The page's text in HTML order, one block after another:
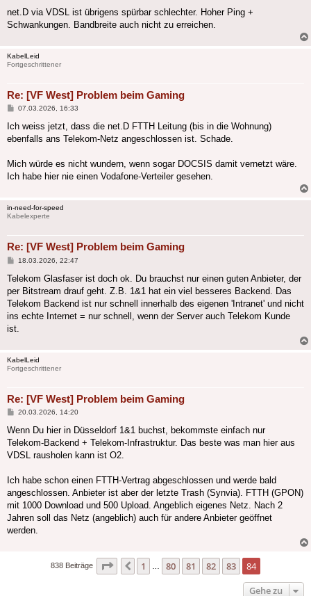
net.D via VDSL ist übrigens spürbar schlechter. Hoher Ping +
Schwankungen. Bandbreite auch nicht zu erreichen.
KabelLeid
Fortgeschrittener
Re: [VF West] Problem beim Gaming
Beitrag
07.03.2026, 16:33
Ich weiss jetzt, dass die net.D FTTH Leitung (bis in die Wohnung)
ebenfalls ans Telekom-Netz angeschlossen ist. Schade.
Mich würde es nicht wundern, wenn sogar DOCSIS damit vernetzt wäre.
Ich habe hier nie einen Vodafone-Verteiler gesehen.
in-need-for-speed
Kabelexperte
Re: [VF West] Problem beim Gaming
Beitrag
18.03.2026, 22:47
Telekom Glasfaser ist doch ok. Du brauchst nur einen guten Anbieter, der
per Bitstream drauf geht. Z.B. 1&1 hat ein viel besseres Backend. Das
Telekom Backend ist nur schnell innerhalb des eigenen 'Intranet' und nicht
ins echte Internet = nur schnell, wenn der Server auch Telekom Kunde
ist.
KabelLeid
Fortgeschrittener
Re: [VF West] Problem beim Gaming
Beitrag
20.03.2026, 14:20
Wenn Du hier in Düsseldorf 1&1 buchst, bekommste einfach nur
Telekom-Backend + Telekom-Infrastruktur. Das beste was man hier aus
VDSL rausholen kann ist O2.
Ich habe schon einen FTTH-Vertrag abgeschlossen und werde bald
angeschlossen. Anbieter ist aber der letzte Trash (Synvia). FTTH (GPON)
mit 1000 Download und 500 Upload. Angeblich eigenes Netz. Nach 2
Jahren soll das Netz (angeblich) auch für andere Anbieter geöffnet
werden.
838 Beiträge Seite 84 von84
Vorherige
1 80 81 82 83
84
Gehe zu